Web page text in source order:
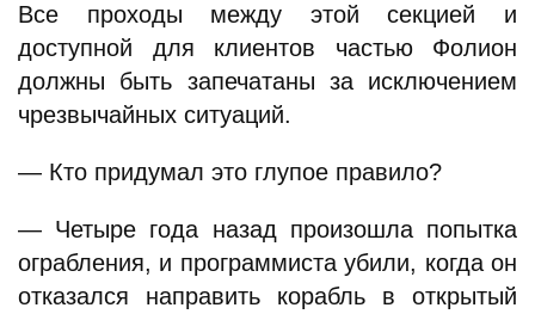
Все проходы между этой секцией и
доступной для клиентов частью Фолион
должны быть запечатаны за исключением
чрезвычайных ситуаций.
— Кто придумал это глупое правило?
— Четыре года назад произошла попытка
ограбления, и программиста убили, когда он
отказался направить корабль в открытый